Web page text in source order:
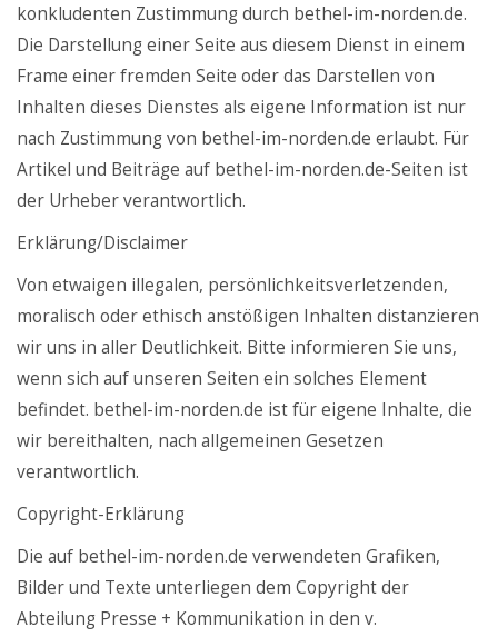
konkludenten Zustimmung durch bethel-im-norden.de.
Die Darstellung einer Seite aus diesem Dienst in einem
Frame einer fremden Seite oder das Darstellen von
Inhalten dieses Dienstes als eigene Information ist nur
nach Zustimmung von bethel-im-norden.de erlaubt. Für
Artikel und Beiträge auf bethel-im-norden.de-Seiten ist
der Urheber verantwortlich.
Erklärung/Disclaimer
Von etwaigen illegalen, persönlichkeitsverletzenden,
moralisch oder ethisch anstößigen Inhalten distanzieren
wir uns in aller Deutlichkeit. Bitte informieren Sie uns,
wenn sich auf unseren Seiten ein solches Element
befindet. bethel-im-norden.de ist für eigene Inhalte, die
wir bereithalten, nach allgemeinen Gesetzen
verantwortlich.
Copyright-Erklärung
Die auf bethel-im-norden.de verwendeten Grafiken,
Bilder und Texte unterliegen dem Copyright der
Abteilung Presse + Kommunikation in den v.